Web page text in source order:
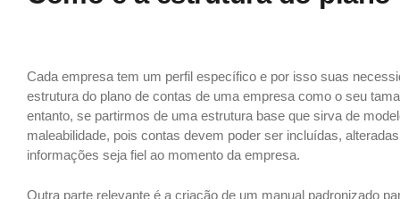
Cada empresa tem um perfil específico e por isso suas
estrutura do plano de contas de uma empresa como o seu
entanto, se partirmos de uma estrutura base que sirva de
maleabilidade, pois contas devem poder ser incluídas,
informações seja fiel ao momento da empresa.
Outra parte relevante é a criação de um manual padronizado